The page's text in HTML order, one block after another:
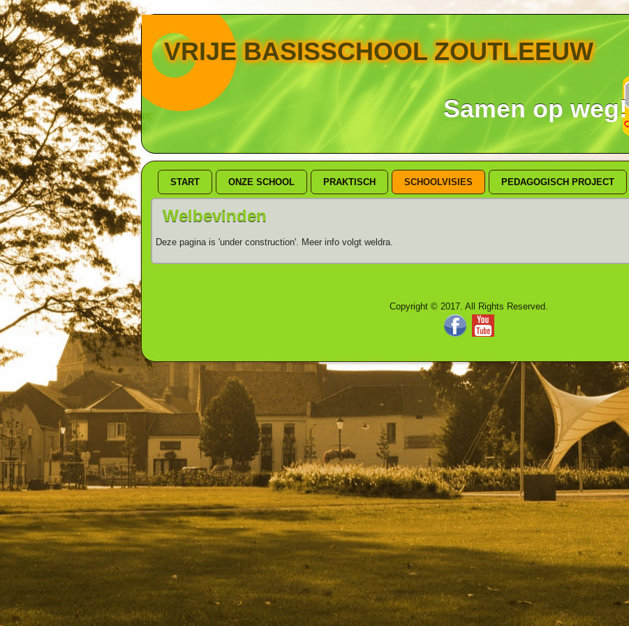
VRIJE BASISSCHOOL ZOUTLEEUW
Samen op weg!
START ONZE SCHOOL PRAKTISCH SCHOOLVISIES PEDAGOGISCH PROJECT
Welbevinden
Deze pagina is 'under construction'. Meer info volgt weldra.
Copyright © 2017. All Rights Reserved.